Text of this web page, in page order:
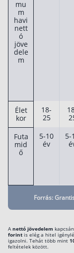
mu
m
havi
nett
ó
jöve
dele
m
Élet
kor
18-
25
Futa
mid
ő
5-10
év
5-
Forrás:
Anettó jövedelem
forint is elég a hitel
igazolni. Tehát több mint
feltételek között.